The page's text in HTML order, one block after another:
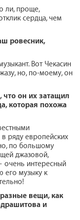
ли, проще,
сердца, чем
ровесник,
Вот Чекасин
но, по-моему, он
что он их затащил
которая похожа
ряду европейских
по большому
джазовой,
очень интересный
его музыку к
вещи, как
и